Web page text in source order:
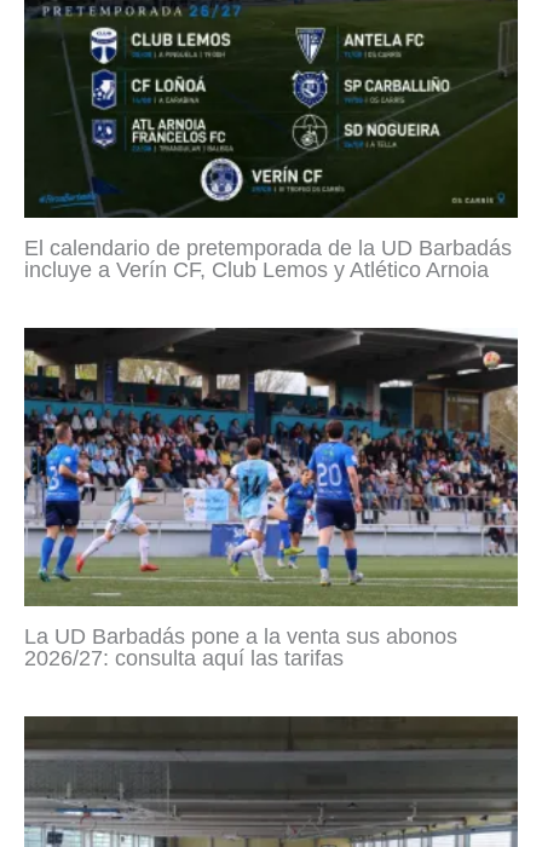
El calendario de pretemporada de la UD Barbadás
incluye a Verín CF, Club Lemos y Atlético Arnoia
La UD Barbadás pone a la venta sus abonos
2026/27: consulta aquí las tarifas